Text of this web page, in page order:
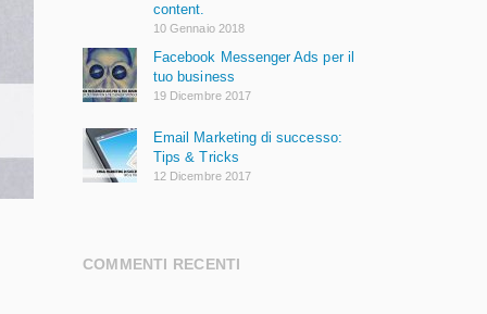
content.
10 Gennaio 2018
Facebook Messenger Ads per il
tuo business
19 Dicembre 2017
Email Marketing di successo:
Tips & Tricks
12 Dicembre 2017
COMMENTI RECENTI